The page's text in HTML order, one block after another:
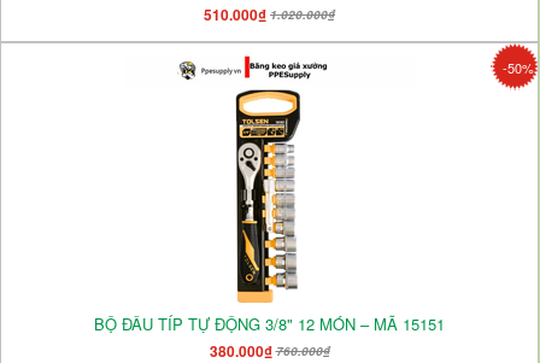
510.000₫ 1.020.000₫
-50%
BỘ ĐẦU TÍP TỰ ĐỘNG 3/8" 12 MÓN – MÃ 15151
380.000₫760.000₫